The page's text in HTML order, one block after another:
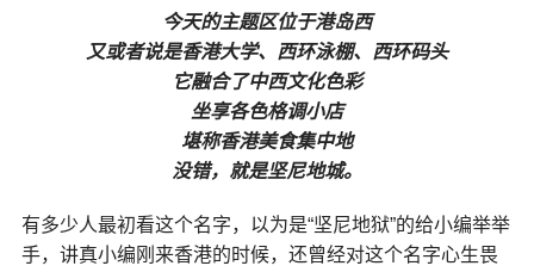
今天的主题区位于港岛西
又或者说是香港大学、西环泳棚、西环码头
它融合了中西文化色彩
坐享各色格调小店
堪称香港美食集中地
没错，就是坚尼地城。
有多少人最初看这个名字，以为是“坚尼地狱”的给小编举举
手，讲真小编刚来香港的时候，还曾经对这个名字心生畏